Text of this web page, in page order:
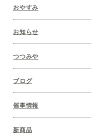
おやすみ
お知らせ
つつみや
ブログ
催事情報
新商品